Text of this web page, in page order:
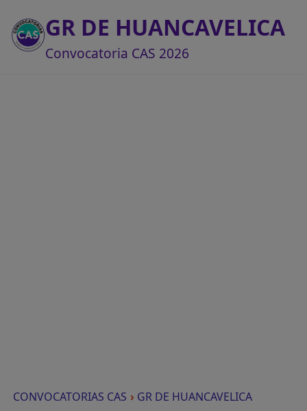
GR DE HUANCAVELICA
Convocatoria CAS 2026
CONVOCATORIAS CAS › GR DE HUANCAVELICA